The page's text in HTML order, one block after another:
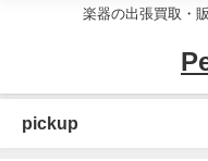
楽器の出張買取・
pickup